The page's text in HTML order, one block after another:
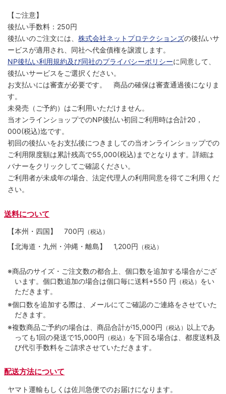
【ご注意】
後払い手数料：250円
後払いのご注文には、 株式会社ネットプロテクションズの後払いサ
ービスが適用され、同社へ代金債権を譲渡します。
NP後払い利用規約及び同社のプライバシーポリシーに同意して、
後払いサービスをご選択ください。
お支払いには審査が必要です。 商品の確保は審査通過後になりま
す。
未発売（ご予約）はご利用いただけません。
当オンラインショップでのNP後払い初回ご利用時は合計20，
000(税込)迄です。
初回の後払いをお支払後につきましての当オンラインショップでの
ご利用限度額は累計残高で55,000(税込)までとなります。詳細は
バナーをクリックしてご確認ください。
ご利用者が未成年の場合、法定代理人の利用同意を得てご利用くだ
さい。
送料について
【本州・四国】 700円 （税込）
【北海道・九州・沖縄・離島】 1,200円 （税込）
※商品のサイズ・ご注文数の都合上、個口数を追加する場合がござ
います。個口数追加の場合は個口毎に送料+550 円 （税込） をい
ただきます。
※個口数を追加する際は、メールにてご確認のご連絡をさせていた
だきます。
※複数商品ご予約の場合は、商品合計が15,000円 （税込） 以上であ
っても1回の発送で15,000円 （税込） を下回る場合は、都度送料及
び代引手数料をご請求させていただきます。
配送方法について
ヤマト運輸もしくは佐川急便でのお届けになります。